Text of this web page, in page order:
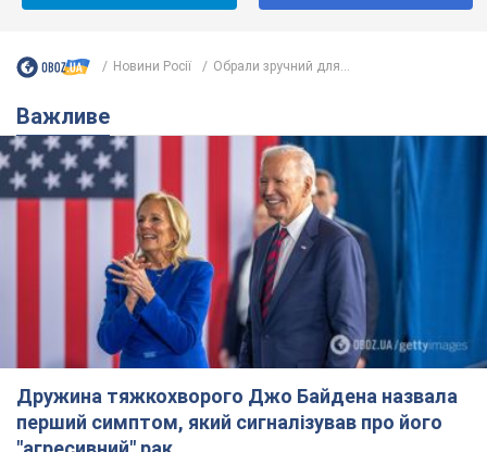
перший симптом, який сигналізував про його
"агресивний" рак
Спершу лікарі не надали цьому належної уваги
6.08.2026 12:46
Відпустка Лесі Нікітюк у Карпатах
обернулася скандалом: чому ведучу
несправедливо захейтили
Знаменитість вийшла на пряму комунікацію в
мережі та розставила всі крапки над "і"
6.08.2026 17:32 14,7 т.
"Динамо" з перемоги стартувало у
кваліфікації Ліги конференцій. Відео